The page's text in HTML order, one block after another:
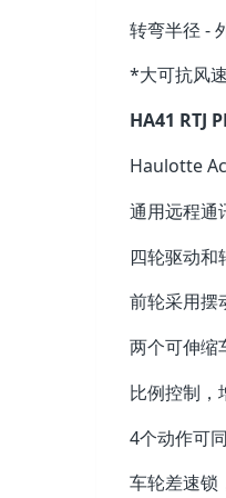
转弯半径 -
*大可抗风速
HA41 RTJ
Haulotte
通用远程通
四轮驱动和
前轮采用摆
两个可伸缩
比例控制，
4个动作可
车轮差速锁